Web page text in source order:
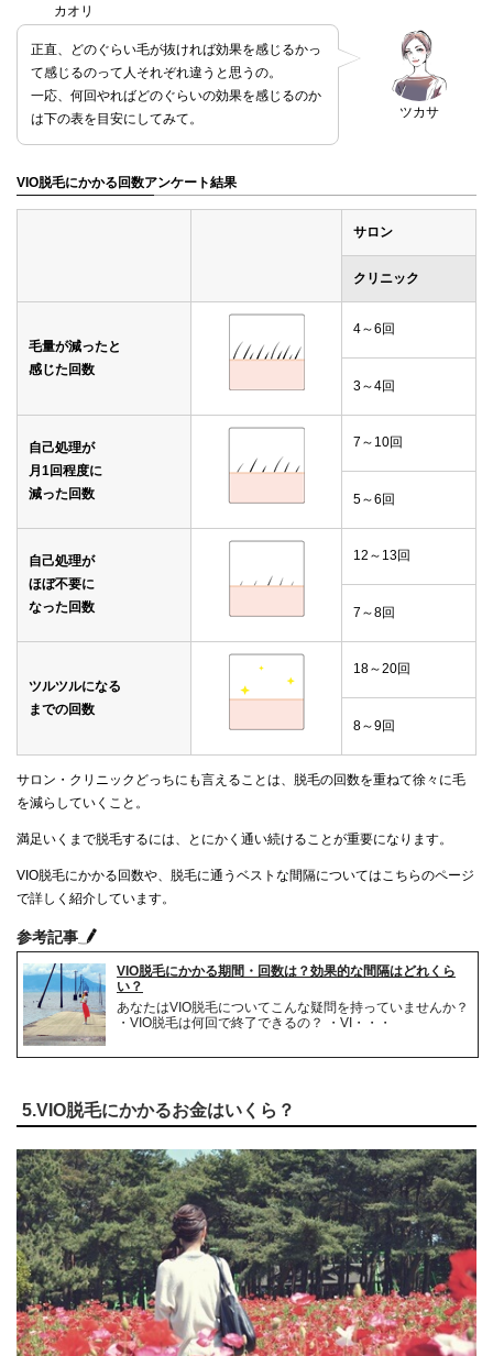
カオリ
ツカサ
正直、どのぐらい毛が抜ければ効果を感じるかっ
て感じるのって人それぞれ違うと思うの。
一応、何回やればどのぐらいの効果を感じるのか
は下の表を目安にしてみて。
VIO脱毛にかかる回数アンケート結果
サロン
クリニック
毛量が減ったと
感じた回数
4～6回
3～4回
自己処理が
月1回程度に
減った回数
7～10回
5～6回
自己処理が
ほぼ不要に
なった回数
12～13回
7～8回
ツルツルになる
までの回数
18～20回
8～9回
サロン・クリニックどっちにも言えることは、脱毛の回数を重ねて徐々に毛
を減らしていくこと。
満足いくまで脱毛するには、とにかく通い続けることが重要になります。
VIO脱毛にかかる回数や、脱毛に通うベストな間隔についてはこちらのページ
で詳しく紹介しています。
参考記事
VIO脱毛にかかる期間・回数は？効果的な間隔はどれくら
い？
あなたはVIO脱毛についてこんな疑問を持っていませんか？
・VIO脱毛は何回で終了できるの？ ・VI・・・
5.VIO脱毛にかかるお金はいくら？